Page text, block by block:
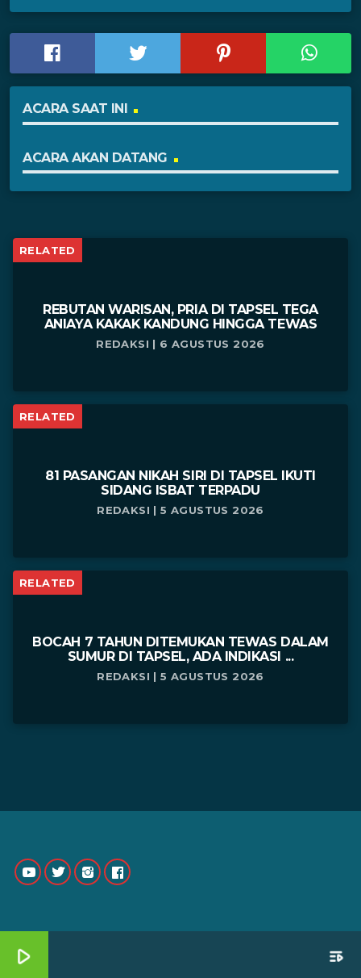
ACARA SAAT INI
ACARA AKAN DATANG
RELATED
REBUTAN WARISAN, PRIA DI TAPSEL TEGA
ANIAYA KAKAK KANDUNG HINGGA TEWAS
REDAKSI | 6 AGUSTUS 2026
RELATED
81 PASANGAN NIKAH SIRI DI TAPSEL IKUTI
SIDANG ISBAT TERPADU
REDAKSI | 5 AGUSTUS 2026
RELATED
BOCAH 7 TAHUN DITEMUKAN TEWAS DALAM
SUMUR DI TAPSEL, ADA INDIKASI ...
REDAKSI | 5 AGUSTUS 2026
play_arrow playlist_play